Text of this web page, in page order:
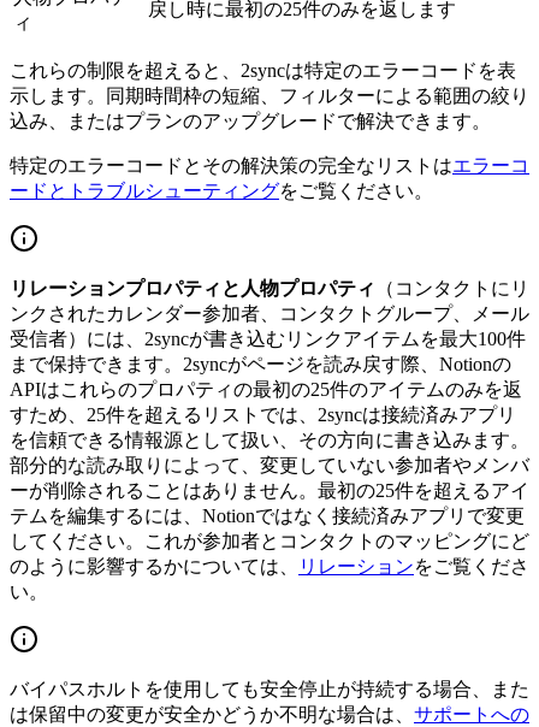
ィ
戻し時に最初の25件のみを返します
これらの制限を超えると、2syncは特定のエラーコードを表
示します。同期時間枠の短縮、フィルターによる範囲の絞り
込み、またはプランのアップグレードで解決できます。
特定のエラーコードとその解決策の完全なリストはエラーコ
ードとトラブルシューティングをご覧ください。
リレーションプロパティと人物プロパティ
（コンタクトにリ
ンクされたカレンダー参加者、コンタクトグループ、メール
受信者）には、2syncが書き込むリンクアイテムを最大100件
まで保持できます。2syncがページを読み戻す際、Notionの
APIはこれらのプロパティの最初の25件のアイテムのみを返
すため、25件を超えるリストでは、2syncは接続済みアプリ
を信頼できる情報源として扱い、その方向に書き込みます。
部分的な読み取りによって、変更していない参加者やメンバ
ーが削除されることはありません。最初の25件を超えるアイ
テムを編集するには、Notionではなく接続済みアプリで変更
してください。これが参加者とコンタクトのマッピングにど
のように影響するかについては、
リレーションをご覧くださ
い。
バイパスホルトを使用しても安全停止が持続する場合、また
は保留中の変更が安全かどうか不明な場合は、 サポートへの